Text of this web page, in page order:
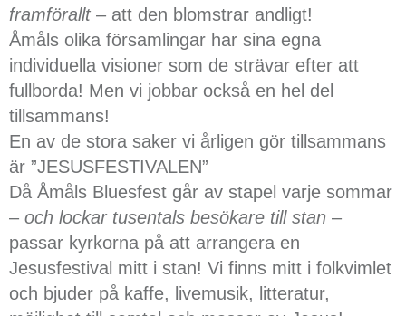
framförallt – att den blomstrar andligt!
Åmåls olika församlingar har sina egna
individuella visioner som de strävar efter att
fullborda! Men vi jobbar också en hel del
tillsammans!
En av de stora saker vi årligen gör tillsammans
är ”JESUSFESTIVALEN”
Då Åmåls Bluesfest går av stapel varje sommar
– och lockar tusentals besökare till stan –
passar kyrkorna på att arrangera en
Jesusfestival mitt i stan! Vi finns mitt i folkvimlet
och bjuder på kaffe, livemusik, litteratur,